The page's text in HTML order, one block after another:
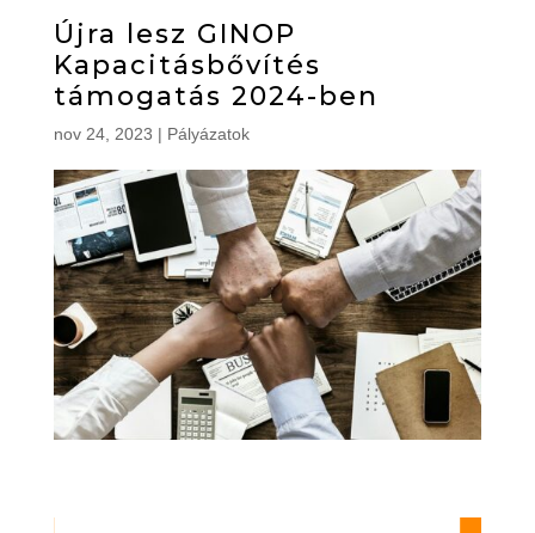
Újra lesz GINOP
Kapacitásbővítés
támogatás 2024-ben
nov 24, 2023 | Pályázatok